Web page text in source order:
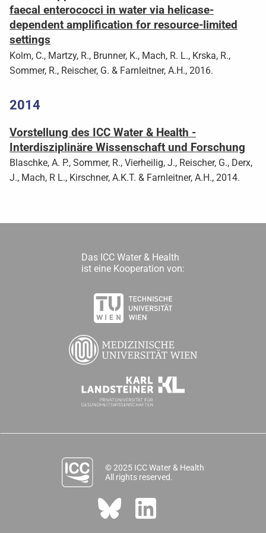
faecal enterococci in water via helicase-
dependent amplification for resource-limited
settings
Kolm, C., Martzy, R., Brunner, K., Mach, R. L., Krska, R.,
Sommer, R., Reischer, G. & Farnleitner, A.H., 2016.
2014
Vorstellung des ICC Water & Health -
Interdisziplinäre Wissenschaft und Forschung
Blaschke, A. P., Sommer, R., Vierheilig, J., Reischer, G., Derx,
J., Mach, R L., Kirschner, A.K.T. & Farnleitner, A.H., 2014.
Das ICC Water & Health
ist eine Kooperation von:
© 2025 ICC Water & Health
All rights reserved.